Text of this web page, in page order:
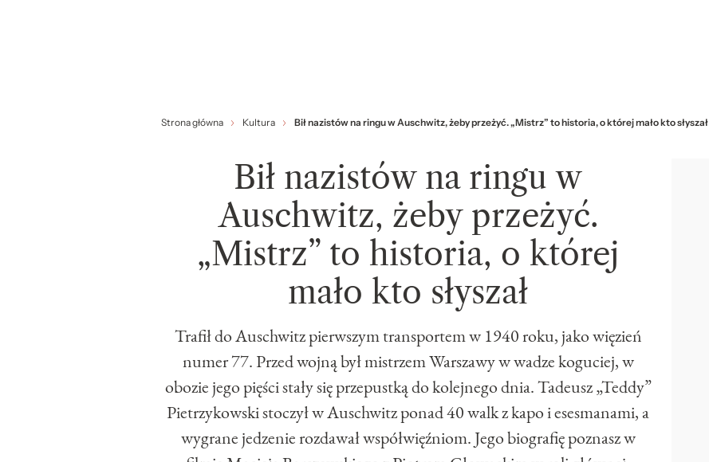
Strona główna Kultura Bił nazistów na ringu w Auschwitz, żeby przeżyć. „Mistrz” to historia, o której mało kto słyszał
Bił nazistów na ringu w
Auschwitz, żeby przeżyć.
„Mistrz” to historia, o której
mało kto słyszał
Trafił do Auschwitz pierwszym transportem w 1940 roku, jako więzień
numer 77. Przed wojną był mistrzem Warszawy w wadze koguciej, w
obozie jego pięści stały się przepustką do kolejnego dnia. Tadeusz „Teddy”
Pietrzykowski stoczył w Auschwitz ponad 40 walk z kapo i esesmanami, a
wygrane jedzenie rozdawał współwięźniom. Jego biografię poznasz w